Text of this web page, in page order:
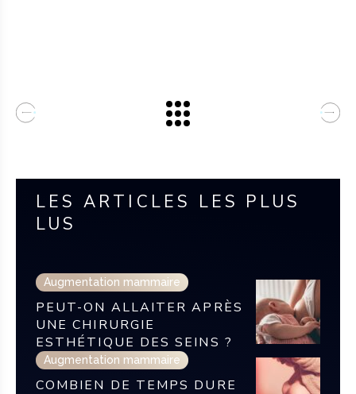
LES ARTICLES LES PLUS
LUS
Augmentation mammaire
PEUT-ON ALLAITER APRÈS
UNE CHIRURGIE
ESTHÉTIQUE DES SEINS ?
Augmentation mammaire
COMBIEN DE TEMPS DURE